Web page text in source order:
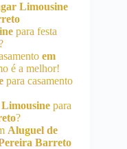
Limousine
para festa
em
é a melhor!
para casamento
para
?
Aluguel de
Barreto